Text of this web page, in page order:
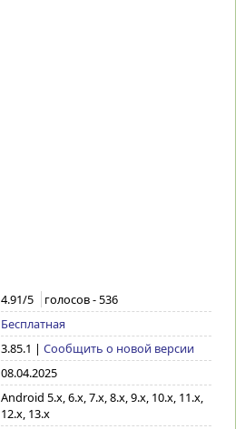
4.91/5 голосов -536
Бесплатная
3.85.1 | Сообщить о новой версии
08.04.2025
Android 5.x, 6.x, 7.x, 8.x, 9.x, 10.x, 11.x,
12.x, 13.x